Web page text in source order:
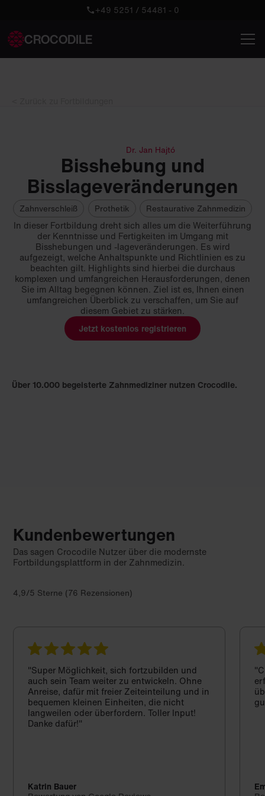
+49 5251 / 54481 - 0
CROCODILE
Dr. Jan Hajtó
Bisshebung und
Bisslageveränderungen
Zahnverschleiß Prothetik Restaurative Zahnmedizin
In dieser Fortbildung dreht sich alles um die Weiterführung
der Kenntnisse und Fertigkeiten im Umgang mit
Bisshebungen und -lageveränderungen. Es wird
aufgezeigt, welche Anhaltspunkte und Richtlinien es zu
beachten gilt. Highlights sind hierbei die durchaus
komplexen und umfangreichen Herausforderungen, denen
Sie im Alltag begegnen können. Ziel ist es, Ihnen einen
umfangreichen Überblick zu verschaffen, um Sie auf
diesem Gebiet zu stärken.
Jetzt kostenlos registrieren
Über 10.000 begeisterte Zahnmediziner nutzen Crocodile.
Kundenbewertungen
Das sagen Crocodile Nutzer über die modernste
Fortbildungsplattform in der Zahnmedizin.
4,9/5 Sterne (76 Rezensionen)
"Super Möglichkeit, sich fortzubilden und
auch sein Team weiter zu entwickeln. Ohne
Anreise, dafür mit freier Zeiteinteilung und in
bequemen kleinen Einheiten, die nicht
langweilen oder überfordern. Toller Input!
Danke dafür!"
Katrin Bauer